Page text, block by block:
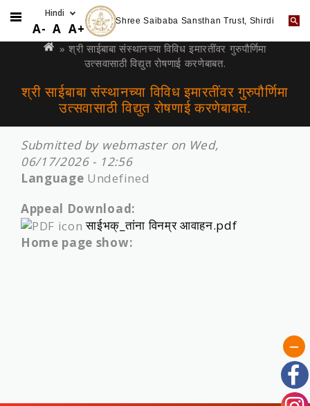
to
A- A A+ Shree Saibaba Sansthan Trust, Shirdi
are
» श्री साईबाबा संस्थानच्या विविध इमारतींवर गुरुपौर्णिमा
उत्सवासाठी विद्युत रोषणाई करणेबाबत.
श्री साईबाबा संस्थानच्या विविध इमारतींवर गुरुपौर्णिमा
उत्सवासाठी विद्युत रोषणाई करणेबाबत.
Submitted by webmasteron Wed,
06/17/2026 - 12:56
Language Undefined
Appeal Download:
साईभक्_तांना विनम्र आवाहन.pdf
Home page show: